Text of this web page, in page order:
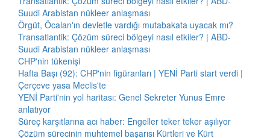
Suudi Arabistan nükleer anlaşması
Örgüt, Öcalan'ın devletle vardığı mutabakata uyacak mı?
Transatlantik: Çözüm süreci bölgeyi nasıl etkiler? | ABD-
Suudi Arabistan nükleer anlaşması
CHP'nin tükenişi
Hafta Başı (92): CHP'nin figüranları | YENİ Parti start verdi |
Çerçeve yasa Meclis'te
YENİ Parti'nin yol haritası: Genel Sekreter Yunus Emre
anlatıyor
Süreç karşıtlarına acı haber: Engeller teker teker aşılıyor
Çözüm sürecinin muhtemel başarısı Kürtleri ve Kürt